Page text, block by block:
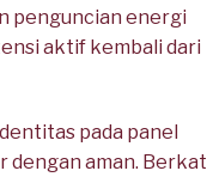
penguncian energi
aktif kembali dari
pada panel
dengan aman. Berkat